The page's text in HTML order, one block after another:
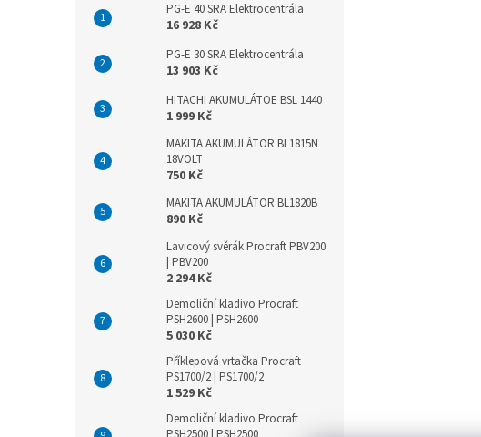
PG-E 40 SRA Elektrocentrála
16 928 Kč
PG-E 30 SRA Elektrocentrála
13 903 Kč
HITACHI AKUMULÁTOE BSL 1440
1 999 Kč
MAKITA AKUMULÁTOR BL1815N
18VOLT
750 Kč
MAKITA AKUMULÁTOR BL1820B
890 Kč
Lavicový svěrák Procraft PBV200
| PBV200
2 294 Kč
Demoliční kladivo Procraft
PSH2600 | PSH2600
5 030 Kč
Příklepová vrtačka Procraft
PS1700/2 | PS1700/2
1 529 Kč
Demoliční kladivo Procraft